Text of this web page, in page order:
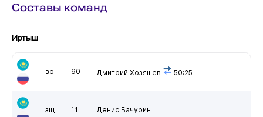
Составы команд
Иртыш
вр 90 Дмитрий Хозяшев 50:25
зщ 11 Денис Бачурин